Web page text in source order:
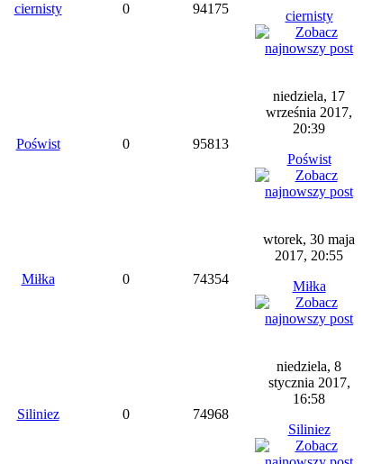
ciernisty 0 94175
ciernisty
Poświst 0 95813
niedziela, 17
września 2017,
20:39
Poświst
Miłka 0 74354
wtorek, 30 maja
2017, 20:55
Miłka
Siliniez 0 74968
niedziela, 8
stycznia 2017,
16:58
Siliniez